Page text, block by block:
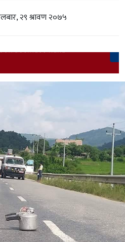
२९ श्रावण २०७५